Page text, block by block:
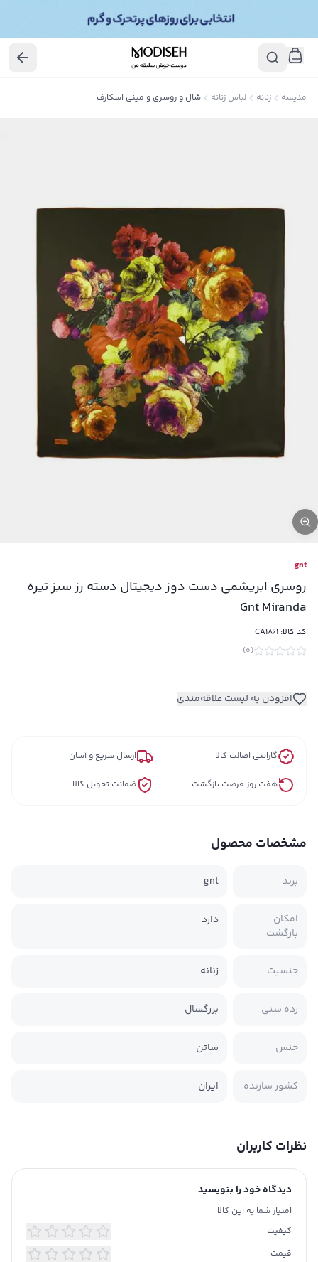
مدیسه زنانه لباس زنانه شال و روسری و مینی اسکارف
gnt
روسری ابریشمی دست دوز دیجیتال دسته رز سبز تیره
Gnt Miranda
کد کالا: CA1861
(
0
)
افزودن به لیست علاقه‌مندی
گارانتی اصالت کالا ارسال سریع و آسان
هفت روز فرصت بازگشت ضمانت تحویل کالا
مشخصات محصول
برند gnt
امکان
بازگشت
دارد
جنسیت زنانه
رده سنی بزرگسال
جنس ساتن
کشور سازنده ایران
نظرات کاربران
دیدگاه خود را بنویسید
امتیاز شما به این کالا
کیفیت
قیمت